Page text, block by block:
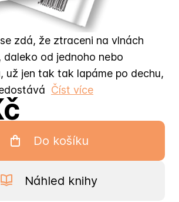
zdá, že ztraceni na vlnách
daleko od jednoho nebo
už jen tak tak lapáme po dechu,
Číst více
Do košíku
Náhled knihy